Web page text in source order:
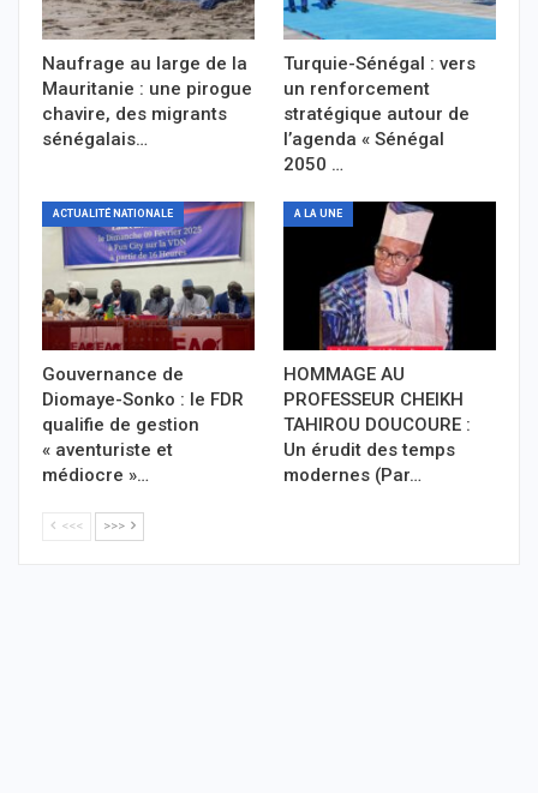
Naufrage au large de la
Mauritanie : une pirogue
chavire, des migrants
sénégalais…
Turquie-Sénégal : vers
un renforcement
stratégique autour de
l’agenda « Sénégal
2050 …
ACTUALITÉ NATIONALE
Gouvernance de
Diomaye-Sonko : le FDR
qualifie de gestion
« aventuriste et
médiocre »…
A LA UNE
HOMMAGE AU
PROFESSEUR CHEIKH
TAHIROU DOUCOURE :
Un érudit des temps
modernes (Par…
<<< >>>